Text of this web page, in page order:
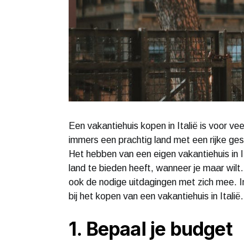
Een vakantiehuis kopen in Italië is voor
immers een prachtig land met een rijke
Het hebben van een eigen vakantiehuis
land te bieden heeft, wanneer je maar
ook de nodige uitdagingen met zich mee.
bij het kopen van een vakantiehuis in Italië.
1. Bepaal je budget